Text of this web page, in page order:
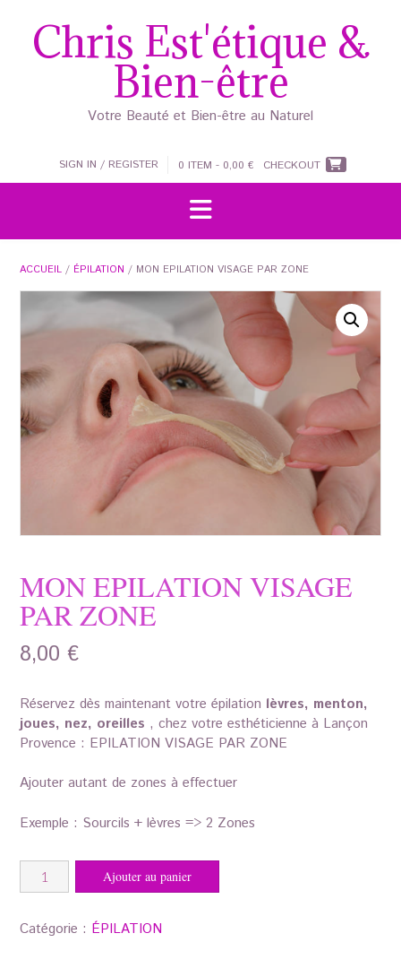
contentChris Est'étique &
Bien-être
Votre Beauté et Bien-être au Naturel
SIGN IN / REGISTER 0 ITEM - 0,00 € CHECKOUT
ACCUEIL / ÉPILATION / MON EPILATION VISAGE PAR ZONE
MON EPILATION VISAGE
PAR ZONE
8,00 €
Réservez dès maintenant votre épilation lèvres, menton,
joues, nez, oreilles , chez votre esthéticienne à Lançon
Provence : EPILATION VISAGE PAR ZONE
Ajouter autant de zones à effectuer
Exemple : Sourcils + lèvres => 2 Zones
quantité
de
EPILATION
Ajouter au panier
Catégorie : ÉPILATION